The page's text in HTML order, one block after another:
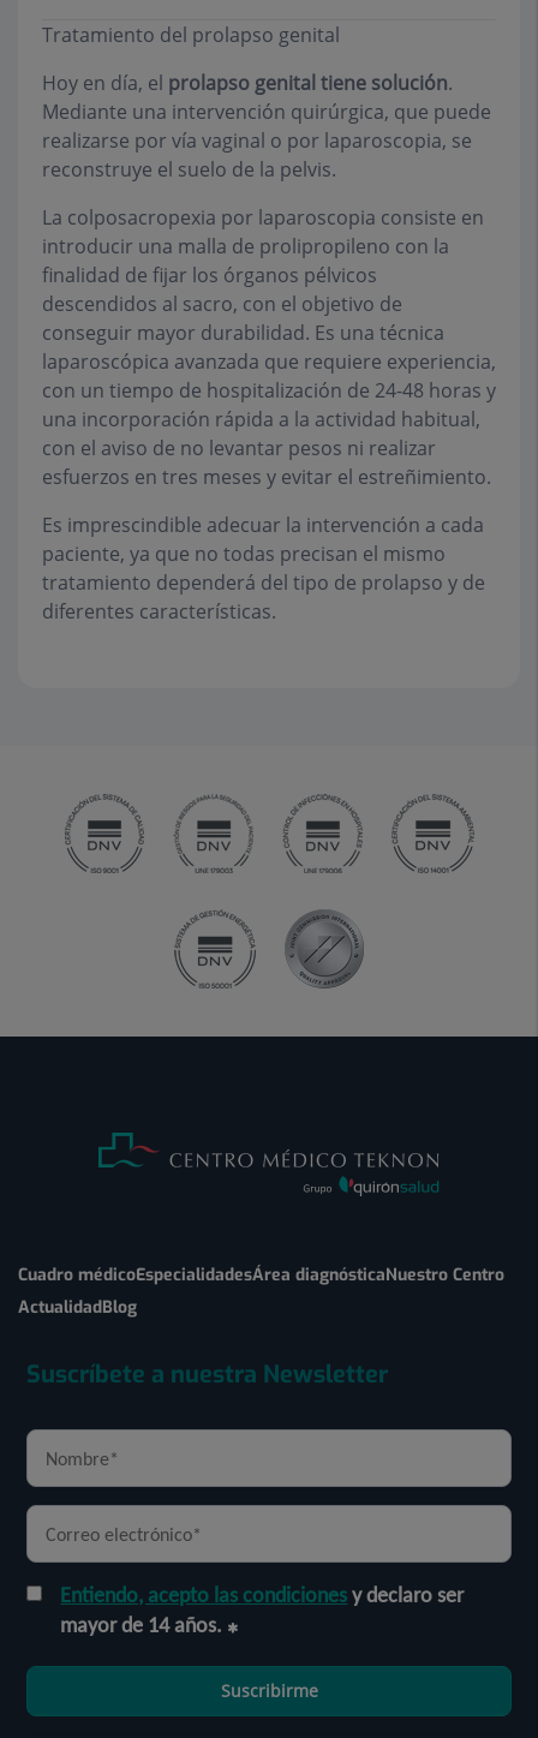
Tratamiento del prolapso genital
Hoy en día, el prolapso genital tiene solución.
Mediante una intervención quirúrgica, que puede
realizarse por vía vaginal o por laparoscopia, se
reconstruye el suelo de la pelvis.
La colposacropexia por laparoscopia consiste en
introducir una malla de prolipropileno con la
finalidad de fijar los órganos pélvicos
descendidos al sacro, con el objetivo de
conseguir mayor durabilidad. Es una técnica
laparoscópica avanzada que requiere experiencia,
con un tiempo de hospitalización de 24-48 horas y
una incorporación rápida a la actividad habitual,
con el aviso de no levantar pesos ni realizar
esfuerzos en tres meses y evitar el estreñimiento.
Es imprescindible adecuar la intervención a cada
paciente, ya que no todas precisan el mismo
tratamiento dependerá del tipo de prolapso y de
diferentes características.
Cuadro médicoEspecialidadesÁrea diagnósticaNuestro Centro
ActualidadBlog
Suscríbete a nuestra Newsletter
Entiendo, acepto las condicionesy declaro ser
mayor de 14 años.
Suscribirme